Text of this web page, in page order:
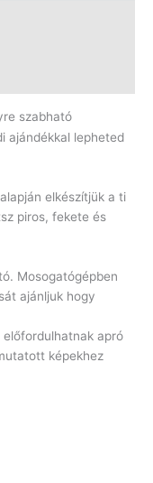
szabható
ajándékkal lepheted
elkészítjük a ti
piros, fekete és
Mosogatógépben
ajánljuk hogy
apró
képekhez